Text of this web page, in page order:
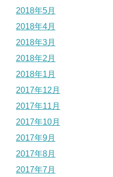
2018年5月
2018年4月
2018年3月
2018年2月
2018年1月
2017年12月
2017年11月
2017年10月
2017年9月
2017年8月
2017年7月